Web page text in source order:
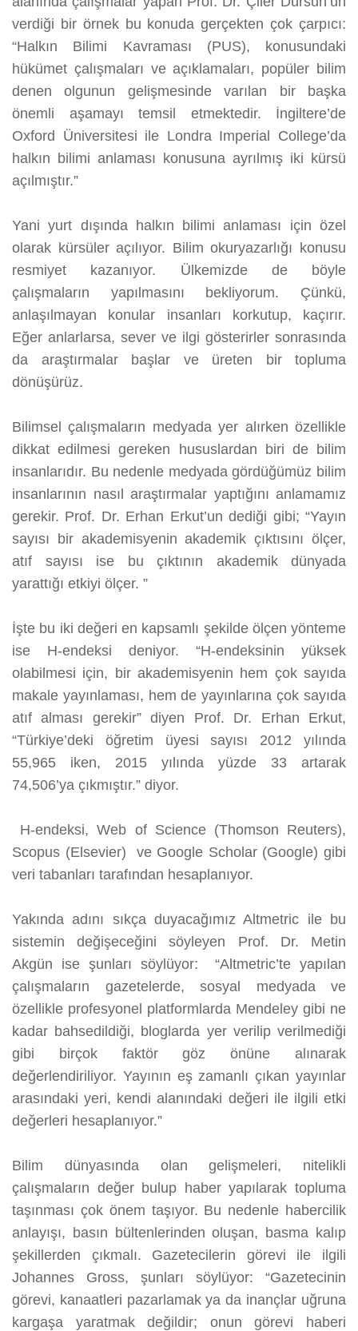
verdiği bir örnek bu konuda gerçekten çok çarpıcı:
“Halkın Bilimi Kavraması (PUS), konusundaki
hükümet çalışmaları ve açıklamaları, popüler bilim
denen olgunun gelişmesinde varılan bir başka
önemli aşamayı temsil etmektedir. İngiltere’de
Oxford Üniversitesi ile Londra Imperial College’da
halkın bilimi anlaması konusuna ayrılmış iki kürsü
açılmıştır.”
Yani yurt dışında halkın bilimi anlaması için özel
olarak kürsüler açılıyor. Bilim okuryazarlığı konusu
resmiyet kazanıyor. Ülkemizde de böyle
çalışmaların yapılmasını bekliyorum. Çünkü,
anlaşılmayan konular insanları korkutup, kaçırır.
Eğer anlarlarsa, sever ve ilgi gösterirler sonrasında
da araştırmalar başlar ve üreten bir topluma
dönüşürüz.
Bilimsel çalışmaların medyada yer alırken özellikle
dikkat edilmesi gereken hususlardan biri de bilim
insanlarıdır. Bu nedenle medyada gördüğümüz bilim
insanlarının nasıl araştırmalar yaptığını anlamamız
gerekir. Prof. Dr. Erhan Erkut’un dediği gibi; “Yayın
sayısı bir akademisyenin akademik çıktısını ölçer,
atıf sayısı ise bu çıktının akademik dünyada
yarattığı etkiyi ölçer. ”
İşte bu iki değeri en kapsamlı şekilde ölçen yönteme
ise H-endeksi deniyor. “H‐endeksinin yüksek
olabilmesi için, bir akademisyenin hem çok sayıda
makale yayınlaması, hem de yayınlarına çok sayıda
atıf alması gerekir” diyen Prof. Dr. Erhan Erkut,
“Türkiye’deki öğretim üyesi sayısı 2012 yılında
55,965 iken, 2015 yılında yüzde 33 artarak
74,506’ya çıkmıştır.” diyor.
H-endeksi, Web of Science (Thomson Reuters),
Scopus (Elsevier) ve Google Scholar (Google) gibi
veri tabanları tarafından hesaplanıyor.
Yakında adını sıkça duyacağımız Altmetric ile bu
sistemin değişeceğini söyleyen Prof. Dr. Metin
Akgün ise şunları söylüyor: “Altmetric’te yapılan
çalışmaların gazetelerde, sosyal medyada ve
özellikle profesyonel platformlarda Mendeley gibi ne
kadar bahsedildiği, bloglarda yer verilip verilmediği
gibi birçok faktör göz önüne alınarak
değerlendiriliyor. Yayının eş zamanlı çıkan yayınlar
arasındaki yeri, kendi alanındaki değeri ile ilgili etki
değerleri hesaplanıyor.”
Bilim dünyasında olan gelişmeleri, nitelikli
çalışmaların değer bulup haber yapılarak topluma
taşınması çok önem taşıyor. Bu nedenle habercilik
anlayışı, basın bültenlerinden oluşan, basma kalıp
şekillerden çıkmalı. Gazetecilerin görevi ile ilgili
Johannes Gross, şunları söylüyor: “Gazetecinin
görevi, kanaatleri pazarlamak ya da inançlar uğruna
kargaşa yaratmak değildir; onun görevi haberi